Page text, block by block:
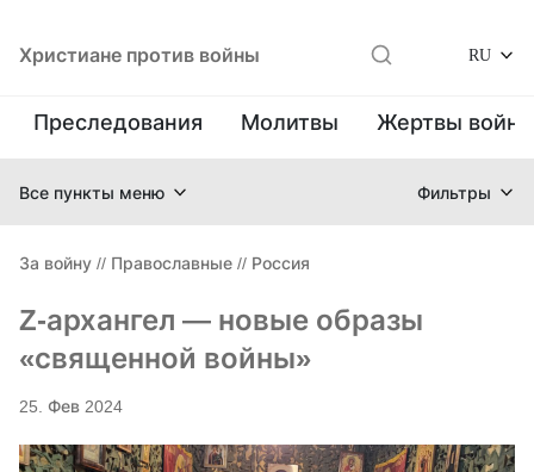
Христиане против войны RU
Преследования Молитвы Жертвы
Все пункты меню Фильтры
За войну // Православные // Россия
Z-архангел — новые образы
«священной войны»
25. Фев 2024